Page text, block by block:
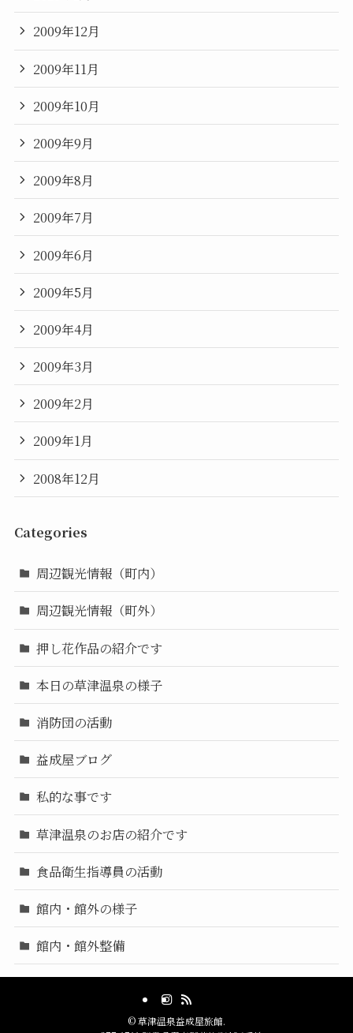
2009年12月
2009年11月
2009年10月
2009年9月
2009年8月
2009年7月
2009年6月
2009年5月
2009年4月
2009年3月
2009年2月
2009年1月
2008年12月
Categories
周辺観光情報（町内）
周辺観光情報（町外）
押し花作品の紹介です
本日の草津温泉の様子
消防団の活動
益成屋ブログ
私的な事です
草津温泉のお店の紹介です
食品衛生指導員の活動
館内・館外の様子
館内・館外整備
©草津温泉益成屋旅館.